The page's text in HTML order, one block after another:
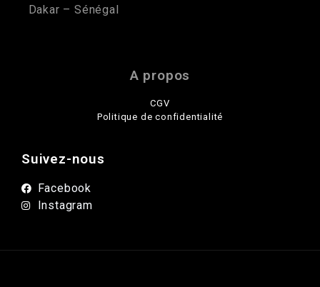
Dakar – Sénégal
A propos
CGV
Politique de confidentialité
Suivez-nous
Facebook
Instagram